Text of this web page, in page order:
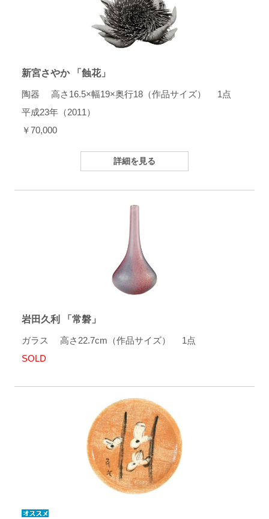
新宮さやか 「蝕花」
陶器 高さ16.5×幅19×奥行18（作品サイズ） 1点
平成23年（2011）
￥70,000
詳細を見る
岩田久利 「常磐」
ガラス 高さ22.7cm（作品サイズ） 1点
SOLD